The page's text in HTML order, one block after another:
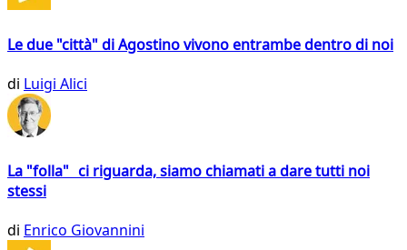
Le due "città" di Agostino vivono entrambe dentro di noi
di Luigi Alici
La "folla" ci riguarda, siamo chiamati a dare tutti noi
stessi
di Enrico Giovannini